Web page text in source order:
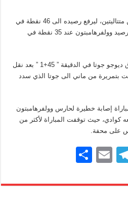
ويعود ليفربول للفوز بعد هزيمتين متتاليتين، ليرفع رصيده الى 46 نقطة في
المركز السادس، في حين تجمد رصيد وولفرهامبتون عند 35 نقطة في
وجاء هدف اللقاء الوحيد عن طرق ديوجو جوتا في الدقيقة ” 45+1 ” بعد نقل
بتمريرة من ماني الى جوتا الذي سدد
إصابة خطيرة لحارس وولفرهامبتون
كوادي، حيث توقفت المباراة لأكثر من
T
e
E
ail
ar